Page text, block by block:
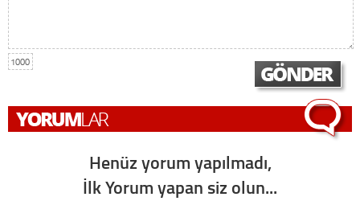
1000
Henüz yorum yapılmadı,
İlk Yorum yapan siz olun...